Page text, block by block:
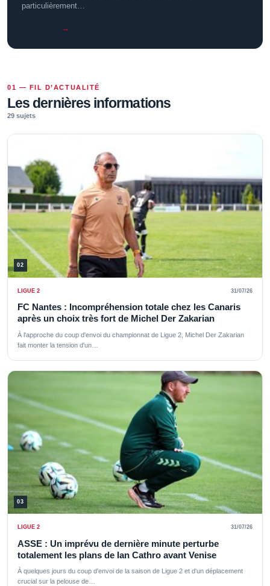
particulièrement…
→
01 — FIL D’ACTUALITÉ
Les dernières informations
29 sujets
02
LIGUE 2 31/07/26
FC Nantes : Incompréhension totale chez les Canaris
après un choix très fort de Michel Der Zakarian
À l'approche du coup d'envoi du championnat de Ligue 2, Michel Der Zakarian
fait monter la tension d'un…
03
LIGUE 2 31/07/26
ASSE : Un imprévu de dernière minute perturbe
totalement les plans de Ian Cathro avant Venise
À quelques jours du coup d'envoi de la saison de Ligue 2 et d'un déplacement
crucial sur la pelouse de…